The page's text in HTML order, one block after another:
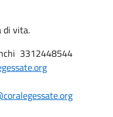
di vita.
3312448544